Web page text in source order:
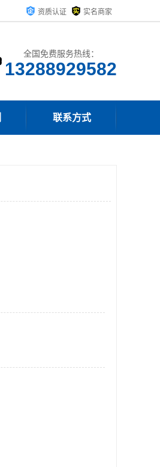
资质认证 实名商家
全国免费服务热线：
13288929582
联系方式